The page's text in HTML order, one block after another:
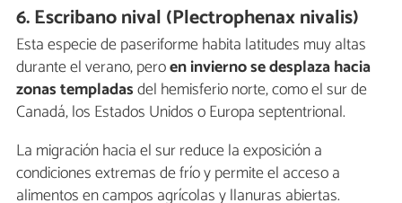
6. Escribano nival (Plectrophenax nivalis)
Esta especie de paseriforme habita latitudes muy altas
durante el verano, peroen invierno se desplaza hacia
zonas templadasdel hemisferio norte, como el sur de
Canadá, los Estados Unidos o Europa septentrional.
La migración hacia el sur reduce la exposición a
condiciones extremas de frío y permite el acceso a
alimentos en campos agrícolas y llanuras abiertas.